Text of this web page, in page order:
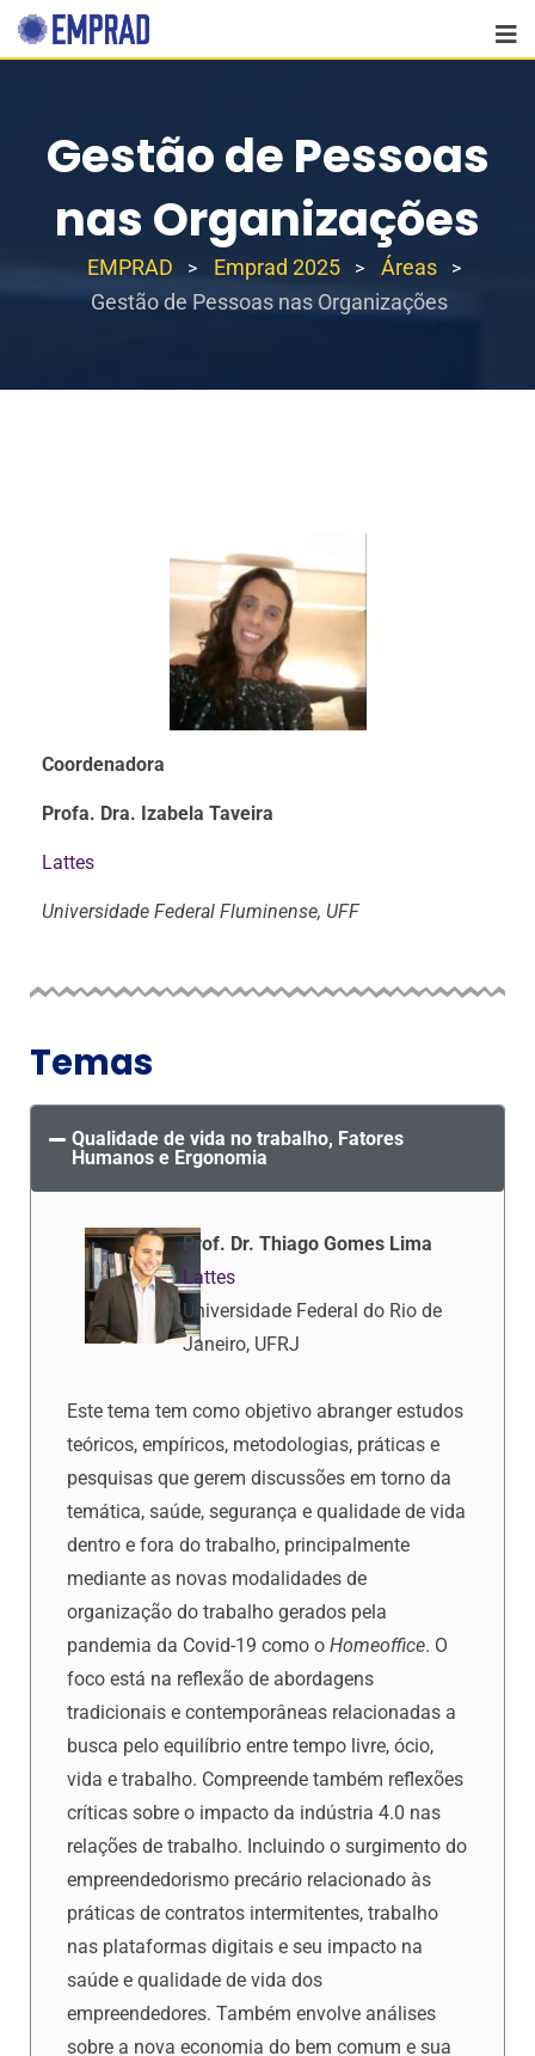
Gestão de Pessoas
nas Organizações
EMPRAD > Emprad 2025 > Áreas >
Gestão de Pessoas nas Organizações
Coordenadora
Profa. Dra. Izabela Taveira
Lattes
Universidade Federal Fluminense, UFF
Temas
Qualidade de vida no trabalho, Fatores
Humanos e Ergonomia
Prof. Dr. Thiago Gomes Lima
Lattes
Universidade Federal do Rio de
Janeiro, UFRJ
Este tema tem como objetivo abranger estudos
teóricos, empíricos, metodologias, práticas e
pesquisas que gerem discussões em torno da
temática, saúde, segurança e qualidade de vida
dentro e fora do trabalho, principalmente
mediante as novas modalidades de
organização do trabalho gerados pela
pandemia da Covid-19 como o Homeoffice. O
foco está na reflexão de abordagens
tradicionais e contemporâneas relacionadas a
busca pelo equilíbrio entre tempo livre, ócio,
vida e trabalho. Compreende também reflexões
críticas sobre o impacto da indústria 4.0 nas
relações de trabalho. Incluindo o surgimento do
empreendedorismo precário relacionado às
práticas de contratos intermitentes, trabalho
nas plataformas digitais e seu impacto na
saúde e qualidade de vida dos
empreendedores. Também envolve análises
sobre a nova economia do bem comum e sua